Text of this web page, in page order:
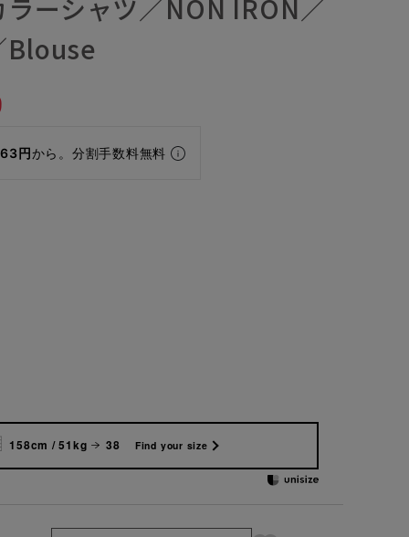
ーシャツ／NON IRON／
Blouse
円から。分割手数料無料
158cm / 51kg 38 Find your size